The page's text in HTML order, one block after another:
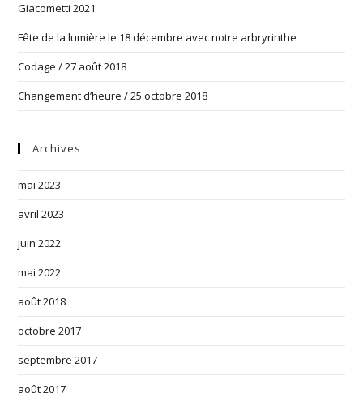
Giacometti 2021
Fête de la lumière le 18 décembre avec notre arbryrinthe
Codage / 27 août 2018
Changement d’heure / 25 octobre 2018
Archives
mai 2023
avril 2023
juin 2022
mai 2022
août 2018
octobre 2017
septembre 2017
août 2017